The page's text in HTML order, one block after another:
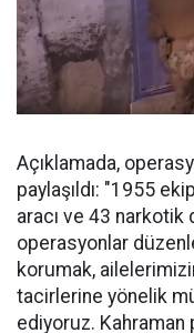
Açıklamada,
paylaşıldı: "1955
aracı ve 43 narkotik
operasyonlar
korumak,
tacirlerine yönelik
ediyoruz.